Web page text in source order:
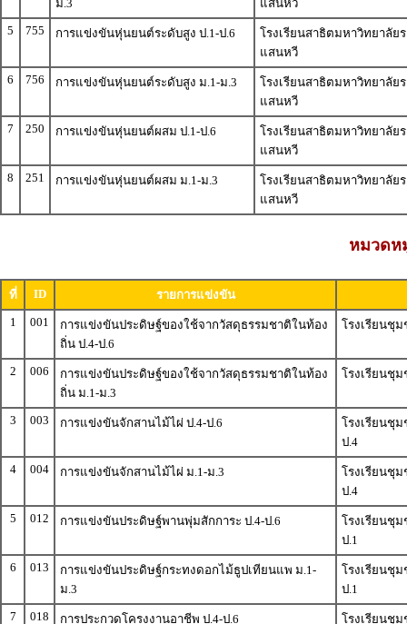
ม.3
แสนหวี
5
755 การแข่งขันหุ่นยนต์ระดับสูง ป.1-ป.6
โรงเรียนสาธิตมหาวิทยาลั
แสนหวี
6
756 การแข่งขันหุ่นยนต์ระดับสูง ม.1-ม.3
โรงเรียนสาธิตมหาวิทยาลั
แสนหวี
7
250 การแข่งขันหุ่นยนต์ผสม ป.1-ป.6
โรงเรียนสาธิตมหาวิทยาลั
แสนหวี
8
251 การแข่งขันหุ่นยนต์ผสม ม.1-ม.3
โรงเรียนสาธิตมหาวิทยาลั
แสนหวี
หมวดห
ที่ ID
รายการแข่งขัน
1
001
การแข่งขันประดิษฐ์ของใช้จากวัสดุธรรมชาติในท้อง
ถิ่น ป.4-ป.6
โรงเรียนชุ
2 006
การแข่งขันประดิษฐ์ของใช้จากวัสดุธรรมชาติในท้อง
ถิ่น ม.1-ม.3
โรงเรียนชุ
3 003 การแข่งขันจักสานไม้ไผ่ ป.4-ป.6
โรงเรียนชุ
ป.4
4
004 การแข่งขันจักสานไม้ไผ่ ม.1-ม.3
โรงเรียนชุ
ป.4
5
012 การแข่งขันประดิษฐ์พานพุ่มสักการะ ป.4-ป.6
โรงเรียนชุ
ป.1
6
013
การแข่งขันประดิษฐ์กระทงดอกไม้ธูปเทียนแพ ม.1-
ม.3
โรงเรียนชุ
ป.1
7
018 การประกวดโครงงานอาชีพ ป.4-ป.6
โรงเรียนชุ